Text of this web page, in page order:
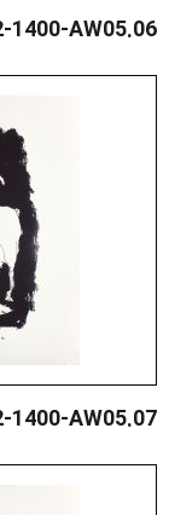
1400-AW05.06
1400-AW05.07